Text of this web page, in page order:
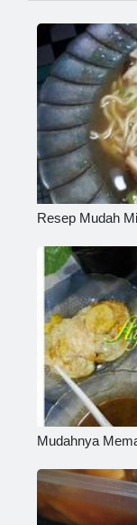
Resep Mudah
Mudahnya